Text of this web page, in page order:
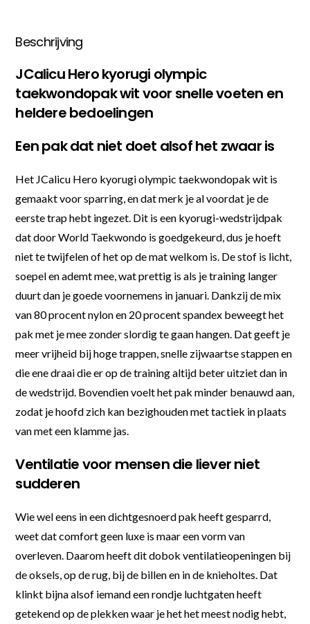
Beschrijving
JCalicu Hero kyorugi olympic
taekwondopak wit voor snelle voeten en
heldere bedoelingen
Een pak dat niet doet alsof het zwaar is
Het JCalicu Hero kyorugi olympic taekwondopak wit is
gemaakt voor sparring, en dat merk je al voordat je de
eerste trap hebt ingezet. Dit is een kyorugi-wedstrijdpak
dat door World Taekwondo is goedgekeurd, dus je hoeft
niet te twijfelen of het op de mat welkom is. De stof is licht,
soepel en ademt mee, wat prettig is als je training langer
duurt dan je goede voornemens in januari. Dankzij de mix
van 80 procent nylon en 20 procent spandex beweegt het
pak met je mee zonder slordig te gaan hangen. Dat geeft je
meer vrijheid bij hoge trappen, snelle zijwaartse stappen en
die ene draai die er op de training altijd beter uitziet dan in
de wedstrijd. Bovendien voelt het pak minder benauwd aan,
zodat je hoofd zich kan bezighouden met tactiek in plaats
van met een klamme jas.
Ventilatie voor mensen die liever niet
sudderen
Wie wel eens in een dichtgesnoerd pak heeft gesparrd,
weet dat comfort geen luxe is maar een vorm van
overleven. Daarom heeft dit dobok ventilatieopeningen bij
de oksels, op de rug, bij de billen en in de knieholtes. Dat
klinkt bijna alsof iemand een rondje luchtgaten heeft
getekend op de plekken waar je het het meest nodig hebt,